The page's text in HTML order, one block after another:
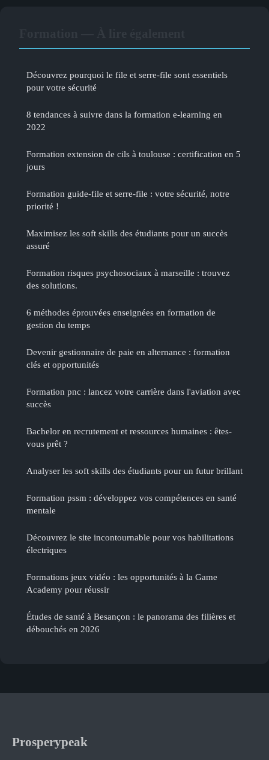
Découvrez pourquoi le file et serre-file sont essentiels
pour votre sécurité
8 tendances à suivre dans la formation e-learning en
2022
Formation extension de cils à toulouse : certification en 5
jours
Formation guide-file et serre-file : votre sécurité, notre
priorité !
Maximisez les soft skills des étudiants pour un succès
assuré
Formation risques psychosociaux à marseille : trouvez
des solutions.
6 méthodes éprouvées enseignées en formation de
gestion du temps
Devenir gestionnaire de paie en alternance : formation
clés et opportunités
Formation pnc : lancez votre carrière dans l'aviation avec
succès
Bachelor en recrutement et ressources humaines : êtes-
vous prêt ?
Analyser les soft skills des étudiants pour un futur brillant
Formation pssm : développez vos compétences en santé
mentale
Découvrez le site incontournable pour vos habilitations
électriques
Formations jeux vidéo : les opportunités à la Game
Academy pour réussir
Études de santé à Besançon : le panorama des filières et
débouchés en 2026
Prosperypeak